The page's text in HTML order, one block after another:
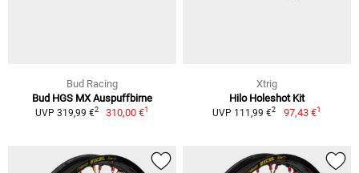
Bud Racing
Bud HGS MX Auspuffbirne
UVP 319,99 €2 310,00 €1
Xtrig
Hilo Holeshot Kit
UVP 111,99 €2 97,43 €1